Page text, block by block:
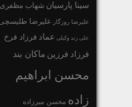
سینا پارسیان شهاب مظفری
علیرضا روزگار علیرضا
علی زند وکیلی عماد فرزاد فرخ
فرزاد فرزین ماکان بند
محسن ابراهیم
زاده محسن میرزاده